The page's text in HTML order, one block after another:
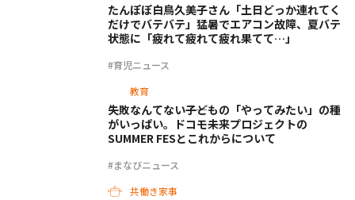
#育児ニュース
たんぽぽ白鳥久美子さん「土日どっか連れてく
だけでバテバテ」猛暑でエアコン故障、夏バテ
状態に「疲れて疲れて疲れ果てて…」
教育
#まなびニュース
失敗なんてない――子どもの「やってみたい」の種
がいっぱい。ドコモ未来プロジェクトの
SUMMER FESとこれからについて
共働き家事